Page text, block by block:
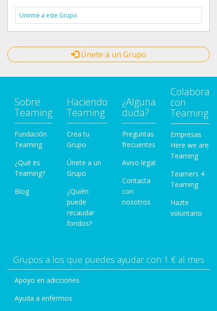
Unirme a este Grupo
Únete a un Grupo
Sobre
Teaming
Fundación
Teaming
¿Qué es
Teaming?
Blog
Haciendo
Teaming
Crea tu
Grupo
Únete a un
Grupo
¿Quién
puede
recaudar
fondos?
¿Alguna
duda?
Preguntas
frecuentes
Aviso legal
Contacta
con
nosotros
Colabora
con
Teaming
Empresas
Here we are
Teaming
Teamers 4
Teaming
Hazte
voluntario
Grupos a los que puedes ayudar con 1 € al mes
Apoyo en adicciones
Ayuda a enfermos